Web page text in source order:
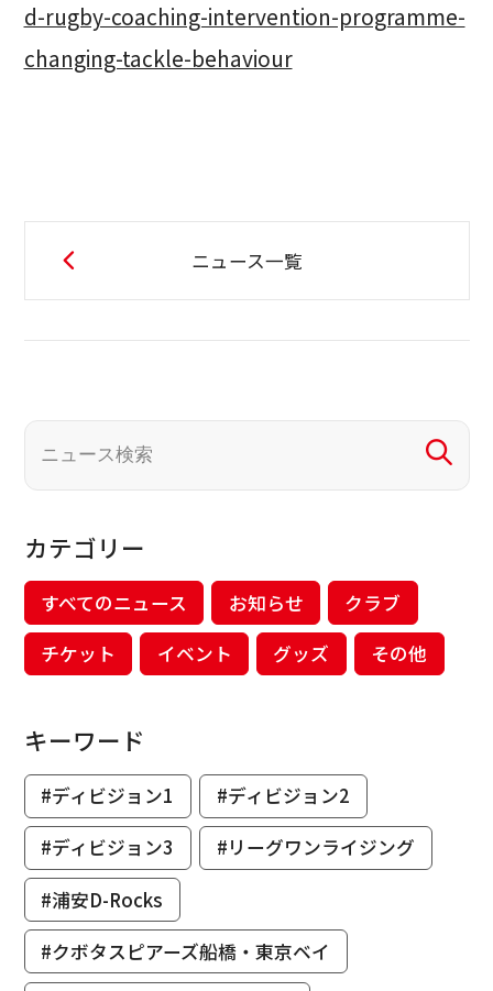
d-rugby-coaching-intervention-programme-
changing-tackle-behaviour
ニュース一覧
カテゴリー
すべてのニュース お知らせ
クラブ
チケット
イベント グッズ その他
キーワード
#ディビジョン1
#ディビジョン2
#ディビジョン3
#リーグワンライジング
#浦安D-Rocks
#クボタスピアーズ船橋・東京ベイ